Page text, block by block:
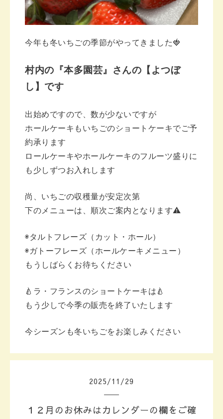
今年も冬いちごの季節がやってきました🍓
村内の『本多園芸』さんの【よつぼ
し】です
出始めですので、数が少ないですが
ホールケーキもいちごのショートケーキでご予
約承ります
ロールケーキやホールケーキのフルーツ盛りに
も 少しずつお入れします
尚、いちごの収穫量が安定次第
下のメニューは、順次ご案内となります⚠️
◉タルトフレーズ（カット・ホール）
◉ガトーフレーズ（ホールケーキメニュー）
もうしばらくお待ちください
🍐ラ・フランスのショートケーキは🍐
もう少しで今季の販売を終了いたします
今シーズンも冬いちごをお楽しみください
2025/11 /29
１２月のお休みはカレンダーの欄をご確